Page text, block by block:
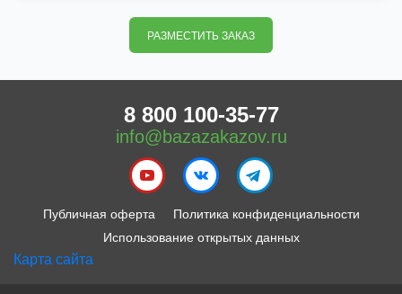
РАЗМЕСТИТЬ ЗАКАЗ
Публичная оферта
Политика конфиденциальности
Использование открытых данных
Карта сайта
8 800 100-35-77
info@bazazakazov.ru